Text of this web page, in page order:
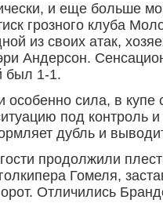
и еще больше
грозного клуба
из своих атак,
Андерсон.
был 1-1.
сила, в купе
под
дубль и
продолжили
Гомеля,
Отличились